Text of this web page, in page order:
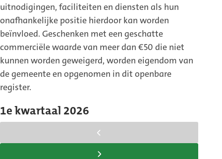
uitnodigingen, faciliteiten en diensten als hun
onafhankelijke positie hierdoor kan worden
beïnvloed. Geschenken met een geschatte
commerciële waarde van meer dan €50 die niet
kunnen worden geweigerd, worden eigendom van
de gemeente en opgenomen in dit openbare
register.
1e kwartaal 2026